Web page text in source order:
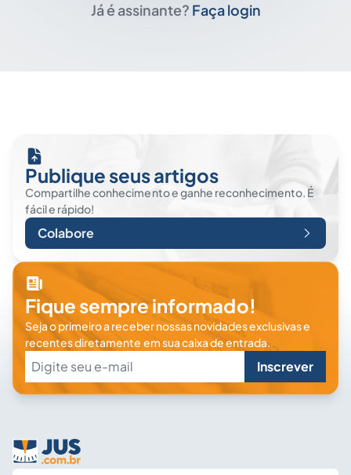
Já é assinante? Faça login
Publique seus artigos
Compartilhe conhecimento e ganhe reconhecimento. É
fácil e rápido!
Colabore
Fique sempre informado!
Seja o primeiro a receber nossas novidades exclusivas e
recentes diretamente em sua caixa de entrada.
Inscrever